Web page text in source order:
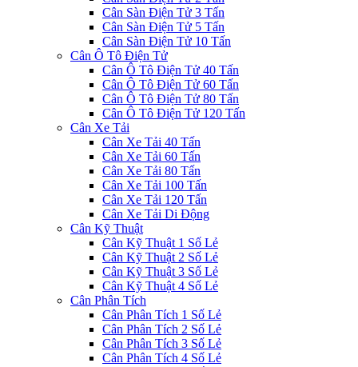
Cân Sàn Điện Tử 3 Tấn
Cân Sàn Điện Tử 5 Tấn
Cân Sàn Điện Tử 10 Tấn
Cân Ô Tô Điện Tử
Cân Ô Tô Điện Tử 40 Tấn
Cân Ô Tô Điện Tử 60 Tấn
Cân Ô Tô Điện Tử 80 Tấn
Cân Ô Tô Điện Tử 120 Tấn
Cân Xe Tải
Cân Xe Tải 40 Tấn
Cân Xe Tải 60 Tấn
Cân Xe Tải 80 Tấn
Cân Xe Tải 100 Tấn
Cân Xe Tải 120 Tấn
Cân Xe Tải Di Động
Cân Kỹ Thuật
Cân Kỹ Thuật 1 Số Lẻ
Cân Kỹ Thuật 2 Số Lẻ
Cân Kỹ Thuật 3 Số Lẻ
Cân Kỹ Thuật 4 Số Lẻ
Cân Phân Tích
Cân Phân Tích 1 Số Lẻ
Cân Phân Tích 2 Số Lẻ
Cân Phân Tích 3 Số Lẻ
Cân Phân Tích 4 Số Lẻ